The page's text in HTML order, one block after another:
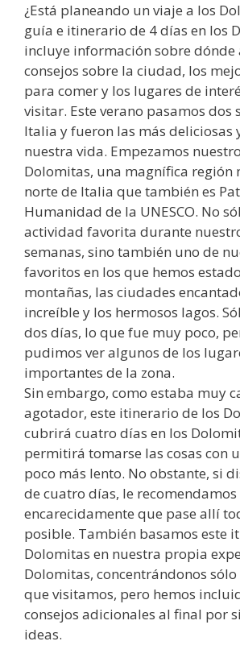
¿Está planeando un viaje a los
guía e itinerario de 4 días en los
incluye información sobre dónde
consejos sobre la ciudad, los
para comer y los lugares de
visitar. Este verano pasamos dos
Italia y fueron las más deliciosas
nuestra vida. Empezamos
Dolomitas, una magnífica región
norte de Italia que también es
Humanidad de la UNESCO. No
actividad favorita durante
semanas, sino también uno de
favoritos en los que hemos
montañas, las ciudades
increíble y los hermosos lagos.
dos días, lo que fue muy poco,
pudimos ver algunos de los
importantes de la zona.
Sin embargo, como estaba muy
agotador, este itinerario de los
cubrirá cuatro días en los
permitirá tomarse las cosas con
poco más lento. No obstante, si
de cuatro días, le recomendamos
encarecidamente que pase allí
posible. También basamos este
Dolomitas en nuestra propia
Dolomitas, concentrándonos sólo
que visitamos, pero hemos
consejos adicionales al final por
ideas.